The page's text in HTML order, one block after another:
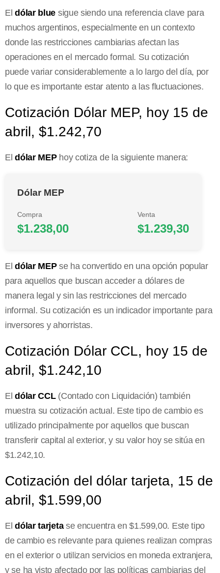
Eldólar blue sigue siendo una referencia clave para
muchos argentinos, especialmente en un contexto
donde las restricciones cambiarias afectan las
operaciones en el mercado formal. Su cotización
puede variar considerablemente a lo largo del día, por
lo que es importante estar atento a las fluctuaciones.
Cotización Dólar MEP, hoy 15 de
abril, $1.242,70
Eldólar MEPhoy cotiza de la siguiente manera:
Dólar MEP
Compra
$1.238,00
Venta
$1.239,30
Eldólar MEPse ha convertido en una opción popular
para aquellos que buscan acceder a dólares de
manera legal y sin las restricciones del mercado
informal. Su cotización es un indicador importante para
inversores y ahorristas.
Cotización Dólar CCL, hoy 15 de
abril, $1.242,10
Eldólar CCL(Contado con Liquidación) también
muestra su cotización actual. Este tipo de cambio es
utilizado principalmente por aquellos que buscan
transferir capital al exterior, y su valor hoy se sitúa en
$1.242,10.
Cotización del dólar tarjeta, 15 de
abril, $1.599,00
Eldólar tarjetase encuentra en $1.599,00. Este tipo
de cambio es relevante para quienes realizan compras
en el exterior o utilizan servicios en moneda extranjera,
y se ha visto afectado por las políticas cambiarias del